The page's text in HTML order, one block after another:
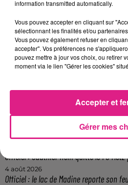
Tous les salariés de
formation professionnelle
se mobiliser devant la
lundi 12 novembre, pour
réorganisation national. Le
Officiel : Gauthier Hein quitte le FC Metz
4 août 2026
Officiel : le lac de Madine reporte son
information transmitted automatically.
Vous pouvez accepter en cliquant sur
sélectionnant les finalités et/ou
Vous pouvez également refuser en
accepter". Vos préférences ne
pouvez mettre à jour vos choix, ou retirer
moment via le lien "Gérer les cookies"
Gérer mes
Accepter et